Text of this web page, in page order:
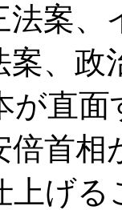
法案、
案、
が直
倍首
上げ